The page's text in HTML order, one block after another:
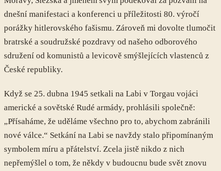
dnešní manifestaci a konferenci u příležitosti 80. výročí
porážky hitlerovského fašismu. Zároveň mi dovolte tlumočit
bratrské a soudružské pozdravy od našeho odborového
sdružení od komunistů a levicově smýšlejících vlastenců z
České republiky.
Když se 25. dubna 1945 setkali na Labi v Torgau vojáci
americké a sovětské Rudé armády, prohlásili společně:
„Přísaháme, že uděláme všechno pro to, abychom zabránili
nové válce.“ Setkání na Labi se navždy stalo připomínaným
symbolem míru a přátelství. Zcela jistě nikdo z nich
nepřemýšlel o tom, že někdy v budoucnu bude svět znovu